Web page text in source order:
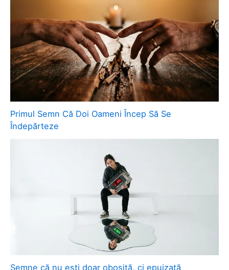
Primul Semn Că Doi Oameni Încep Să Se
Îndepărteze
Semne că nu ești doar obosită, ci epuizată